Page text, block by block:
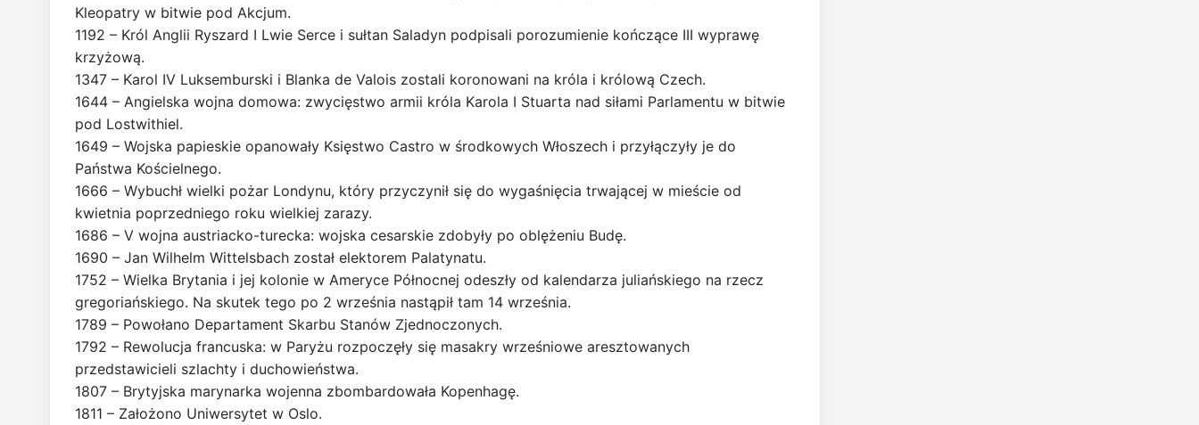
Kleopatry w bitwie pod Akcjum.
1192 – Król Anglii Ryszard I Lwie Serce i sułtan Saladyn podpisali porozumienie kończące III wyprawę
krzyżową.
1347 – Karol IV Luksemburski i Blanka de Valois zostali koronowani na króla i królową Czech.
1644 – Angielska wojna domowa: zwycięstwo armii króla Karola I Stuarta nad siłami Parlamentu w bitwie
pod Lostwithiel.
1649 – Wojska papieskie opanowały Księstwo Castro w środkowych Włoszech i przyłączyły je do
Państwa Kościelnego.
1666 – Wybuchł wielki pożar Londynu, który przyczynił się do wygaśnięcia trwającej w mieście od
kwietnia poprzedniego roku wielkiej zarazy.
1686 – V wojna austriacko-turecka: wojska cesarskie zdobyły po oblężeniu Budę.
1690 – Jan Wilhelm Wittelsbach został elektorem Palatynatu.
1752 – Wielka Brytania i jej kolonie w Ameryce Północnej odeszły od kalendarza juliańskiego na rzecz
gregoriańskiego. Na skutek tego po 2 września nastąpił tam 14 września.
1789 – Powołano Departament Skarbu Stanów Zjednoczonych.
1792 – Rewolucja francuska: w Paryżu rozpoczęły się masakry wrześniowe aresztowanych
przedstawicieli szlachty i duchowieństwa.
1807 – Brytyjska marynarka wojenna zbombardowała Kopenhagę.
1811 – Założono Uniwersytet w Oslo.